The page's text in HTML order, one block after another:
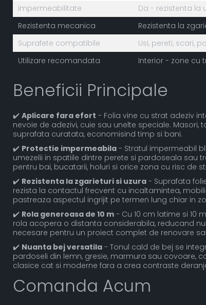
Impermeabilitate
Da - rezistenta la
Rezistenta mecanica
Rezistenta la
Suprafete compatibile
Usi, pereti, scari,
Utilizare recomandata
Interior - zone cu
Beneficii Principale
✔️ Aplicare fara efort - Folia vine cu strat adeziv
nevoie de adezivi, cuie sau unelte speciale. Masori,
suprafata curatata, economisind timp si bani.
✔️ Protectie impermeabila- Stratul impermeabil
umezelii in spatiile dintre perete si pardoseala sau
pentru bai, bucatarii, holuri si orice zona cu risc de
✔️ Rezistenta la zgarieturi si uzura- Suprafata
rezista la contactul frecvent cu incaltamintea,
pastreaza aspectul ingrijit pe termen lung chiar in
✔️ Rola generoasa de 10 m- Cu 10 cm latime si 10
rola acopera o distanta considerabila, reducand
necesare pentru un proiect complet de renovare
✔️ Nuanta bej versatila- Tonul cald de bej se
pardoseli din lemn, gresie, marmura sau covoare,
clasice cat si moderne fara a crea contraste
Comanda Acum